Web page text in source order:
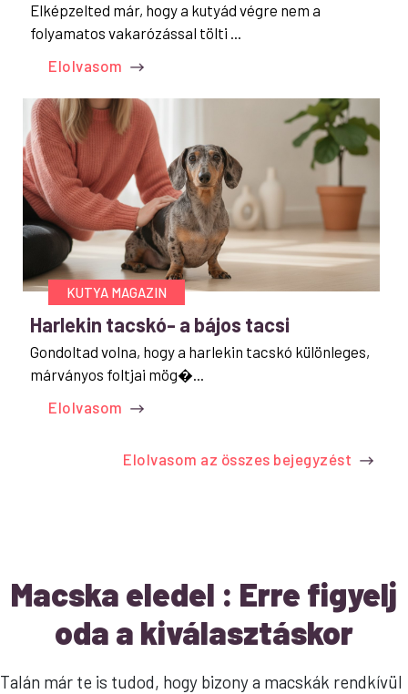
Elképzelted már, hogy a kutyád végre nem a
folyamatos vakarózással tölti ...
Elolvasom
KUTYA MAGAZIN
Harlekin tacskó- a bájos tacsi
Gondoltad volna, hogy a harlekin tacskó különleges,
márványos foltjai mög�...
Elolvasom
Elolvasom az összes bejegyzést
Macska eledel : Erre figyelj
oda a kiválasztáskor
Talán már te is tudod, hogy bizony a macskák rendkívül